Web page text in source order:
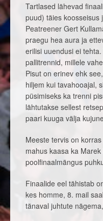
Tartlased lähevad
puud) täies koosseisus
Peatreener Gert
praegu hea aura ja
erilisi uuendusi ei
pallitrennid, millele
Pisut on erinev ehk
hiljem kui tavahooajal,
püsimiseks ka trenni
lähtutakse sellest
paari kuuga välja
Meeste tervis on
mahus kaasa ka
poolfinaalmängus
Finaalide eel tähistab
kes homme, 8. mail
tänaval juhtute